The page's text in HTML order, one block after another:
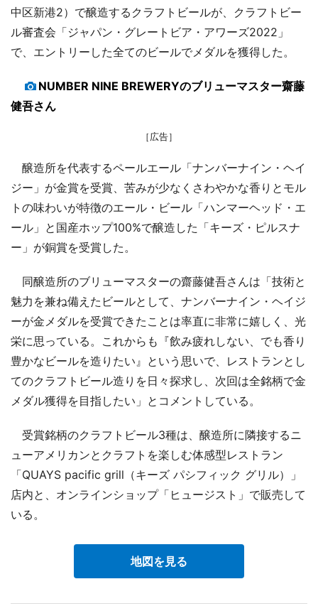
中区新港2）で醸造するクラフトビールが、クラフトビー
ル審査会「ジャパン・グレートビア・アワーズ2022」
で、エントリーした全てのビールでメダルを獲得した。
NUMBER NINE BREWERYのブリューマスター齋藤
健吾さん
［広告］
醸造所を代表するペールエール「ナンバーナイン・ヘイ
ジー」が金賞を受賞、苦みが少なくさわやかな香りとモル
トの味わいが特徴のエール・ビール「ハンマーヘッド・エ
ール」と国産ホップ100%で醸造した「キーズ・ピルスナ
ー」が銅賞を受賞した。
同醸造所のブリューマスターの齋藤健吾さんは「技術と
魅力を兼ね備えたビールとして、ナンバーナイン・ヘイジ
ーが金メダルを受賞できたことは率直に非常に嬉しく、光
栄に思っている。これからも『飲み疲れしない、でも香り
豊かなビールを造りたい』という思いで、レストランとし
てのクラフトビール造りを日々探求し、次回は全銘柄で金
メダル獲得を目指したい」とコメントしている。
受賞銘柄のクラフトビール3種は、醸造所に隣接するニ
ューアメリカンとクラフトを楽しむ体感型レストラン
「QUAYS pacific grill（キーズ パシフィック グリル）」
店内と、オンラインショップ「ヒュージスト」で販売して
いる。
地図を見る